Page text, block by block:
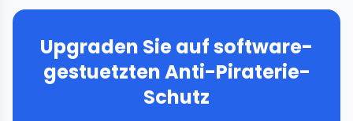
Upgraden Sie auf software-
gestuetzten Anti-Piraterie-
Schutz